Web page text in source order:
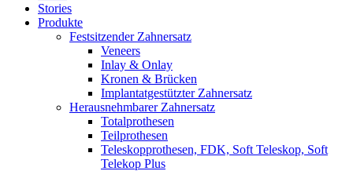
Stories
Produkte
Festsitzender Zahnersatz
Veneers
Inlay & Onlay
Kronen & Brücken
Implantatgestützter Zahnersatz
Herausnehmbarer Zahnersatz
Totalprothesen
Teilprothesen
Teleskopprothesen, FDK, Soft Teleskop, Soft
Telekop Plus